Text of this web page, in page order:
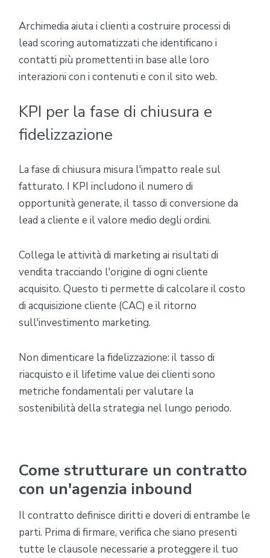
Archimedia aiuta i clienti a costruire processi di
lead scoring automatizzati che identificano i
contatti più promettenti in base alle loro
interazioni con i contenuti e con il sito web.
KPI per la fase di chiusura e
fidelizzazione
La fase di chiusura misura l'impatto reale sul
fatturato. I KPI includono il numero di
opportunità generate, il tasso di conversione da
lead a cliente e il valore medio degli ordini.
Collega le attività di marketing ai risultati di
vendita tracciando l'origine di ogni cliente
acquisito. Questo ti permette di calcolare il costo
di acquisizione cliente (CAC) e il ritorno
sull'investimento marketing.
Non dimenticare la fidelizzazione: il tasso di
riacquisto e il lifetime value dei clienti sono
metriche fondamentali per valutare la
sostenibilità della strategia nel lungo periodo.
Come strutturare un contratto
con un'agenzia inbound
Il contratto definisce diritti e doveri di entrambe le
parti. Prima di firmare, verifica che siano presenti
tutte le clausole necessarie a proteggere il tuo